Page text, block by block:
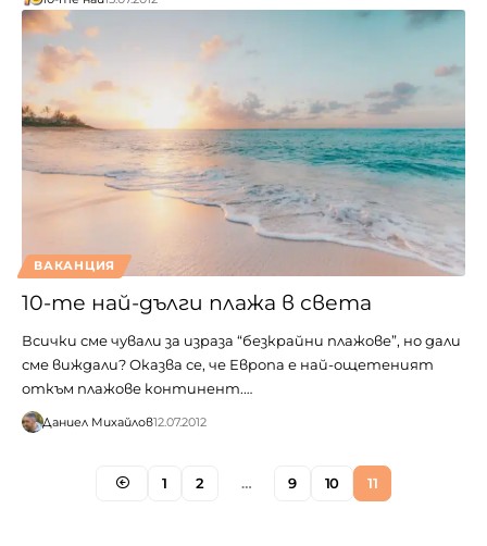
ВАКАНЦИЯ
10-те най-дълги плажа в света
Всички сме чували за израза “безкрайни плажове”, но дали
сме виждали? Оказва се, че Европа е най-ощетеният
откъм плажове континент.…
Даниел Михайлов12.07.2012
1 2 … 9 10 11